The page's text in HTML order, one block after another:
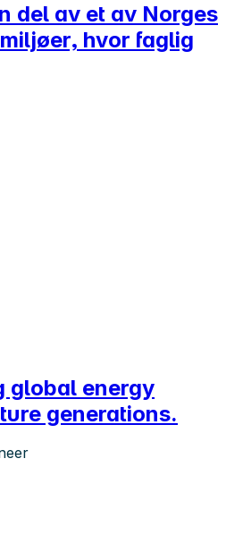
del av et av Norges
hvor faglig
global energy
generations.